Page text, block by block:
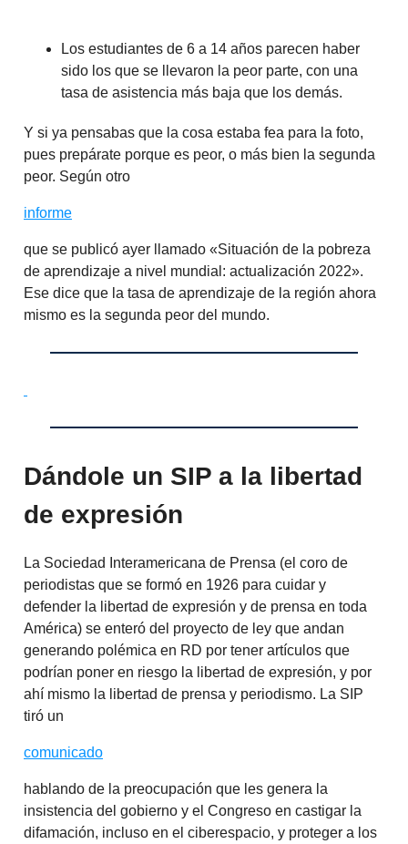
Los estudiantes de 6 a 14 años parecen haber
sido los que se llevaron la peor parte, con una
tasa de asistencia más baja que los demás.
Y si ya pensabas que la cosa estaba fea para la foto,
pues prepárate porque es peor, o más bien la segunda
peor. Según otro
informe
que se publicó ayer llamado «Situación de la pobreza
de aprendizaje a nivel mundial: actualización 2022».
Ese dice que la tasa de aprendizaje de la región ahora
mismo es la segunda peor del mundo.
Dándole un SIP a la libertad
de expresión
La Sociedad Interamericana de Prensa (el coro de
periodistas que se formó en 1926 para cuidar y
defender la libertad de expresión y de prensa en toda
América) se enteró del proyecto de ley que andan
generando polémica en RD por tener artículos que
podrían poner en riesgo la libertad de expresión, y por
ahí mismo la libertad de prensa y periodismo. La SIP
tiró un
comunicado
hablando de la preocupación que les genera la
insistencia del gobierno y el Congreso en castigar la
difamación, incluso en el ciberespacio, y proteger a los